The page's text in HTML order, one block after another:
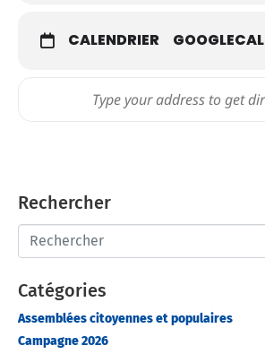
CALENDRIER GOOGLECAL
Rechercher
Catégories
Assemblées citoyennes et populaires
Campagne 2026